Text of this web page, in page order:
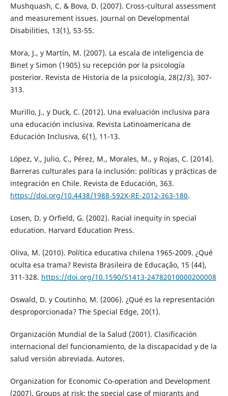
Mushquash, C. & Bova, D. (2007). Cross-cultural assessment
and measurement issues. Journal on Developmental
Disabilities, 13(1), 53-55.
Mora, J., y Martín, M. (2007). La escala de inteligencia de
Binet y Simon (1905) su recepción por la psicología
posterior. Revista de Historia de la psicología, 28(2/3), 307-
313.
Murillo, J., y Duck, C. (2012). Una evaluación inclusiva para
una educación inclusiva. Revista Latinoamericana de
Educación Inclusiva, 6(1), 11-13.
López, V., Julio, C., Pérez, M., Morales, M., y Rojas, C. (2014).
Barreras culturales para la inclusión: políticas y prácticas de
integración en Chile. Revista de Educación, 363.
https://doi.org/10.4438/1988-592X-RE-2012-363-180.
Losen, D. y Orfield, G. (2002). Racial inequity in special
education. Harvard Education Press.
Oliva, M. (2010). Política educativa chilena 1965-2009. ¿Qué
oculta esa trama? Revista Brasileira de Educação, 15 (44),
311-328. https://doi.org/10.1590/S1413-24782010000200008
Oswald, D. y Coutinho, M. (2006). ¿Qué es la representación
desproporcionada? The Special Edge, 20(1).
Organización Mundial de la Salud (2001). Clasificación
internacional del funcionamiento, de la discapacidad y de la
salud versión abreviada. Autores.
Organization for Economic Co-operation and Development
(2007). Groups at risk: the special case of migrants and